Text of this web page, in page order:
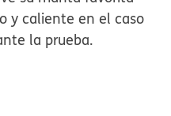
y caliente en el caso
la prueba.